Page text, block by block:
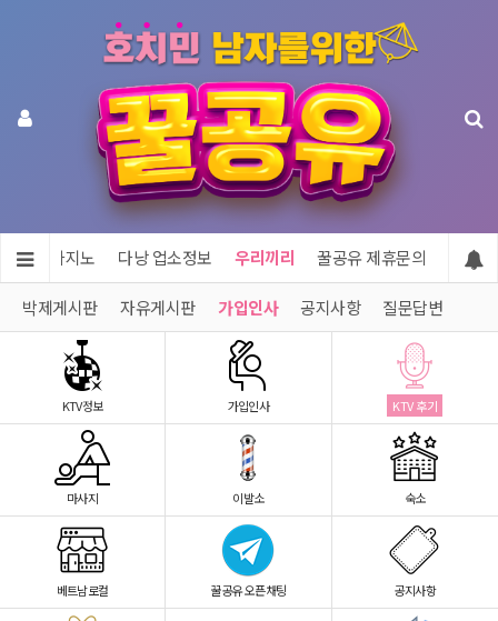
어 & 카지노 다낭 업소정보 우리끼리 꿀공유 제휴문의
박제게시판 자유게시판 가입인사 공지사항 질문답변
KTV정보 가입인사 KTV 후기
마사지 이발소 숙소
베트남로컬 꿀공유 오픈채팅 공지사항